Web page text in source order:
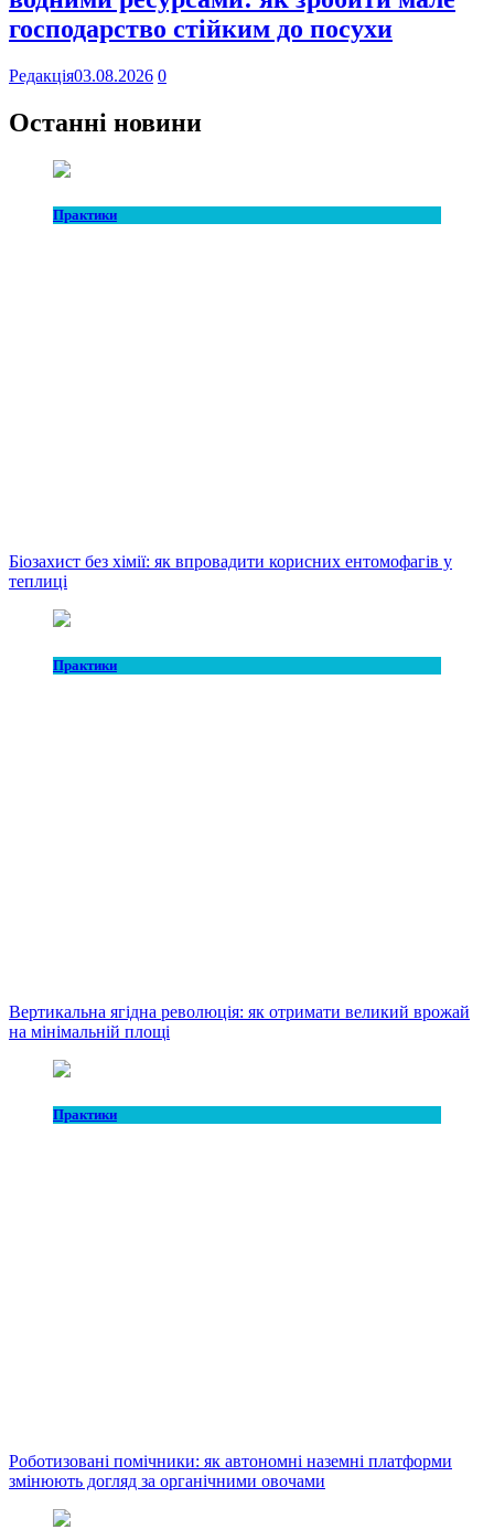
господарство стійким до посухи
Редакція03.08.2026 0
Останні новини
Практики
Біозахист без хімії: як впровадити корисних ентомофагів у
теплиці
Практики
Вертикальна ягідна революція: як отримати великий врожай
на мінімальній площі
Практики
Роботизовані помічники: як автономні наземні платформи
змінюють догляд за органічними овочами